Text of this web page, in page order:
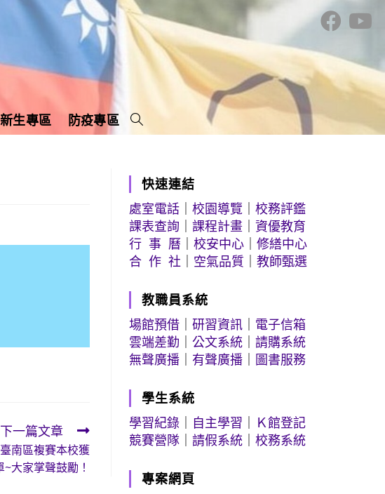
新生專區 防疫專區
下一篇文章
南區複賽本校獲
~大家掌聲鼓勵！
快速連結
處室電話 ｜校園導覽 ｜校務評鑑
課表查詢 ｜課程計畫 ｜資優教育
行 事 曆 ｜校安中心 ｜修繕中心
合 作 社
空氣品質 ｜教師甄選
教職員系統
場館預借 ｜研習資訊
電子信箱
雲端差勤 ｜公文系統 ｜請購系統
無聲廣播
有聲廣播 圖書服務
學生系統
學習紀錄
自主學習
Ｋ館登記
競賽營隊 ｜請假系統 ｜校務系統
專案網頁